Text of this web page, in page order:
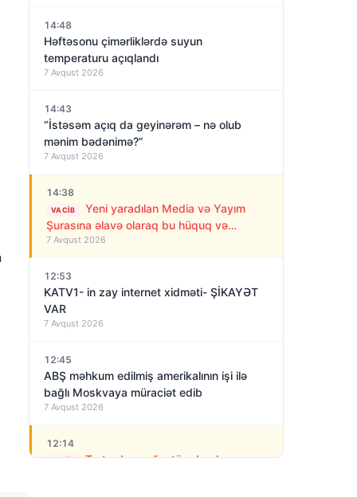
14:48
Həftəsonu çimərliklərdə suyun
temperaturu açıqlandı
7 Avqust 2026
14:43
“İstəsəm açıq da geyinərəm – nə olub
mənim bədənimə?”
7 Avqust 2026
14:38
VACIB
Yeni yaradılan Media və Yayım
Şurasına əlavə olaraq bu hüquq və
vəzifələr də verilib
7 Avqust 2026
12:53
KATV1- in zay internet xidməti- ŞİKAYƏT
VAR
7 Avqust 2026
12:45
ABŞ məhkum edilmiş amerikalının işi ilə
bağlı Moskvaya müraciət edib
7 Avqust 2026
12:14
VACIB
Tərtərdə yanğın törədərək ər-